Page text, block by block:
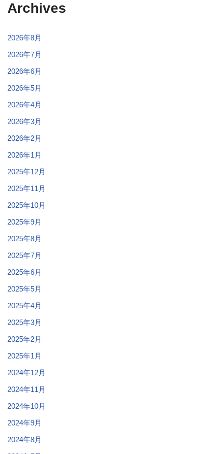
Archives
2026年8月
2026年7月
2026年6月
2026年5月
2026年4月
2026年3月
2026年2月
2026年1月
2025年12月
2025年11月
2025年10月
2025年9月
2025年8月
2025年7月
2025年6月
2025年5月
2025年4月
2025年3月
2025年2月
2025年1月
2024年12月
2024年11月
2024年10月
2024年9月
2024年8月